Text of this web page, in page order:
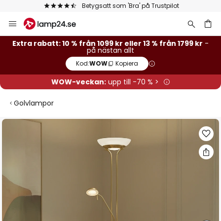
Betygsatt som 'Bra' på Trustpilot
Hoppa
till
innehållet
Extra rabatt: 10 % från 1099 kr eller 13 % från 1799 kr -
på nästan allt
Kod:WOW Kopiera
WOW-veckan:upp till -70 % >
Golvlampor
Hoppa
bildgalleriet